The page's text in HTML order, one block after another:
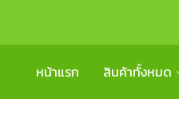
หน้าแรก สินค้าทั้งหมด